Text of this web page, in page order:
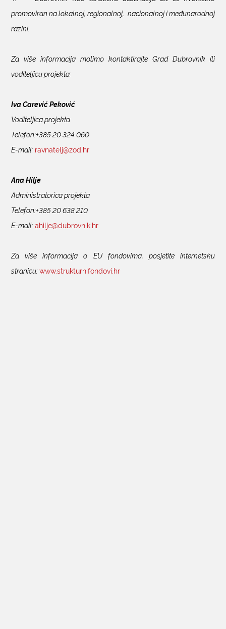
promoviran na lokalnoj, regionalnoj, nacionalnoj i međunarodnoj
razini.
Za više informacija molimo kontaktirajte Grad Dubrovnik ili
voditeljicu projekta:
Iva Carević Peković
Voditeljica projekta
Telefon:+385 20 324 060
E-mail: ravnatelj@zod.hr
Ana Hilje
Administratorica projekta
Telefon:+385 20 638 210
E-mail:ahilje@dubrovnik.hr
Za više informacija o EU fondovima, posjetite internetsku
stranicu:www.strukturnifondovi.hr